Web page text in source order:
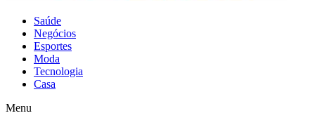
Saúde
Negócios
Esportes
Moda
Tecnologia
Casa
Menu